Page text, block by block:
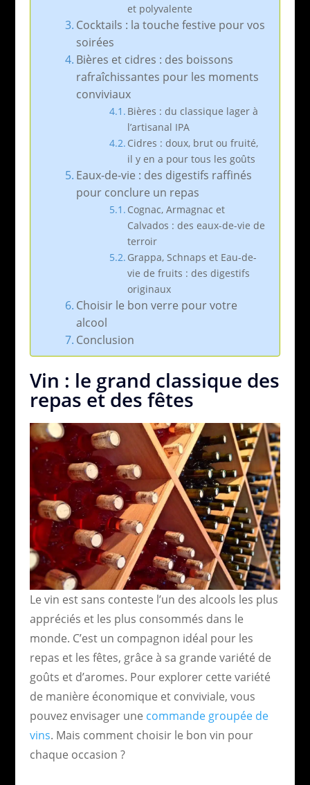
et polyvalente
Cocktails : la touche festive pour vos
soirées
Bières et cidres : des boissons
rafraîchissantes pour les moments
conviviaux
Bières : du classique lager à
l’artisanal IPA
Cidres : doux, brut ou fruité,
il y en a pour tous les goûts
Eaux-de-vie : des digestifs raffinés
pour conclure un repas
Cognac, Armagnac et
Calvados : des eaux-de-vie de
terroir
Grappa, Schnaps et Eau-de-
vie de fruits : des digestifs
originaux
Choisir le bon verre pour votre
alcool
Conclusion
Vin : le grand classique des
repas et des fêtes
Le vin est sans conteste l’un des alcools les plus
appréciés et les plus consommés dans le
monde. C’est un compagnon idéal pour les
repas et les fêtes, grâce à sa grande variété de
goûts et d’aromes. Pour explorer cette variété
de manière économique et conviviale, vous
pouvez envisager une commande groupée de
vins. Mais comment choisir le bon vin pour
chaque occasion ?